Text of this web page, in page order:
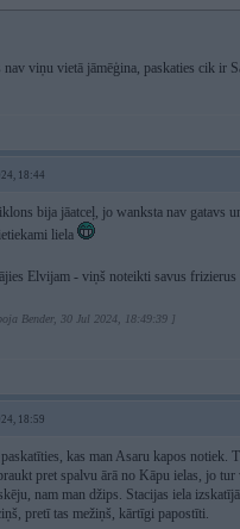
nav viņu vietā jāmēģina, paskaties cik ir
18:44
bija jāatceļ, jo wanksta nav gatavs
liela
Elvijam - viņš noteikti savus
Bender, 30 Jul 2024, 18:49:39 ]
18:59
kas man Asaru kapos
pret spalvu ārā no Kāpu ielas, jo
nam man džips. Stacijas iela
pretī tas mežiņš, kārtīgi papostīti.